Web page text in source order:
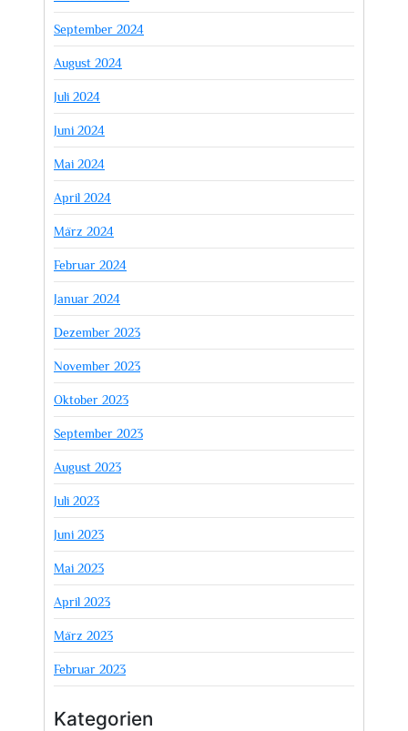
September 2024
August 2024
Juli 2024
Juni 2024
Mai 2024
April 2024
März 2024
Februar 2024
Januar 2024
Dezember 2023
November 2023
Oktober 2023
September 2023
August 2023
Juli 2023
Juni 2023
Mai 2023
April 2023
März 2023
Februar 2023
Kategorien